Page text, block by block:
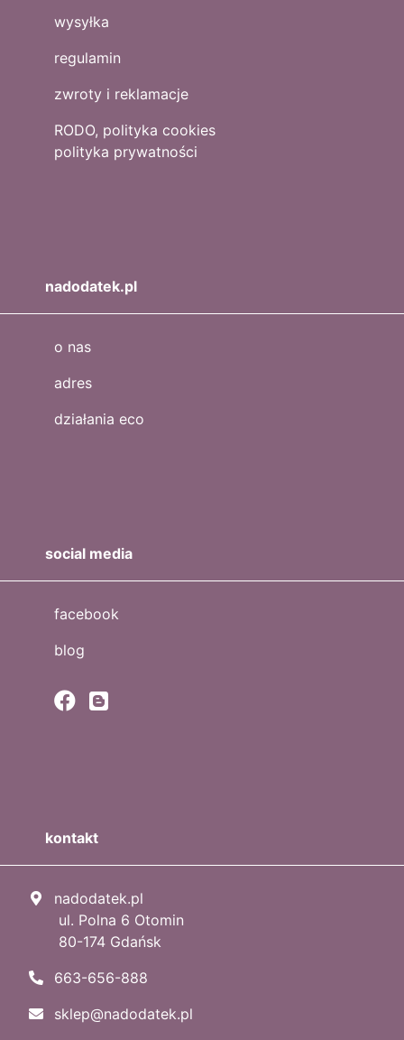
wysyłka
regulamin
zwroty i reklamacje
RODO, polityka cookies
polityka prywatności
nadodatek.pl
o nas
adres
działania eco
social media
facebook
blog
kontakt
nadodatek.pl
ul. Polna 6 Otomin
80-174 Gdańsk
663-656-888
sklep@nadodatek.pl